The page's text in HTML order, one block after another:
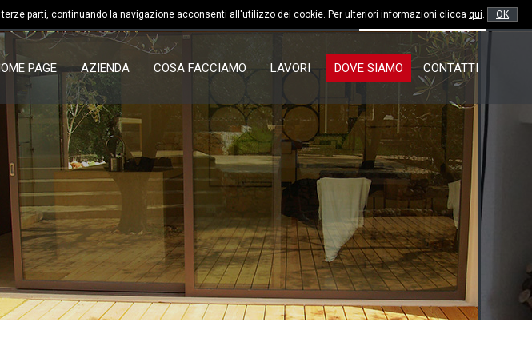
parti, continuando la navigazione acconsenti all'utilizzo dei cookie. Per ulteriori informazioni clicca qui. OK
call 0831 380606 smartphone 330 703110 RICHIEDI PREVENTIVO
PAGE AZIENDA COSA FACCIAMO LAVORI DOVE SIAMO CONTATTI